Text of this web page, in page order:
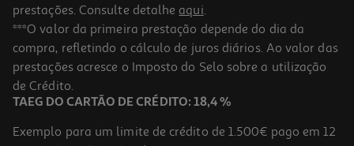
4.0
Queijo Ovelha Amanteigado Seia Grande Kg
8.80 €/un
21,99 €
prestações. Consulte detalhe aqui.
***O valor da primeira prestação depende do dia da
compra, refletindo o cálculo de juros diários. Ao valor das
prestações acresce o Imposto do Selo sobre a utilização
de Crédito.
TAEG DO CARTÃO DE CRÉDITO: 18,4 %
Exemplo para um limite de crédito de 1.500€ pago em 12